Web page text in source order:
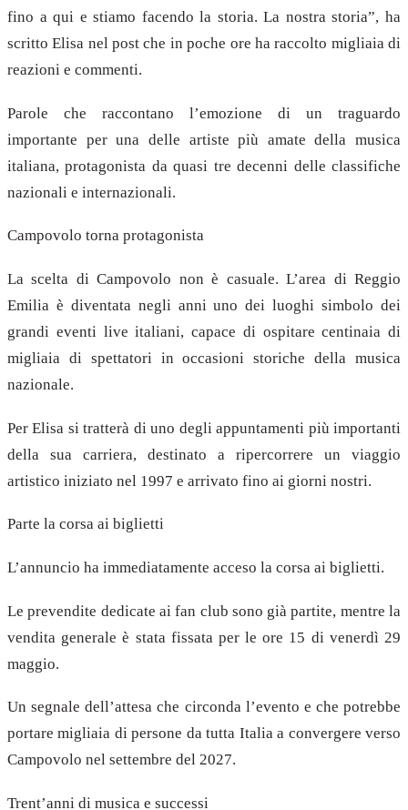
fino a qui e stiamo facendo la storia. La nostra storia”, ha
scritto Elisa nel post che in poche ore ha raccolto migliaia di
reazioni e commenti.
Parole che raccontano l’emozione di un traguardo
importante per una delle artiste più amate della musica
italiana, protagonista da quasi tre decenni delle classifiche
nazionali e internazionali.
Campovolo torna protagonista
La scelta di Campovolo non è casuale. L’area di Reggio
Emilia è diventata negli anni uno dei luoghi simbolo dei
grandi eventi live italiani, capace di ospitare centinaia di
migliaia di spettatori in occasioni storiche della musica
nazionale.
Per Elisa si tratterà di uno degli appuntamenti più importanti
della sua carriera, destinato a ripercorrere un viaggio
artistico iniziato nel 1997 e arrivato fino ai giorni nostri.
Parte la corsa ai biglietti
L’annuncio ha immediatamente acceso la corsa ai biglietti.
Le prevendite dedicate ai fan club sono già partite, mentre la
vendita generale è stata fissata per le ore 15 di venerdì 29
maggio.
Un segnale dell’attesa che circonda l’evento e che potrebbe
portare migliaia di persone da tutta Italia a convergere verso
Campovolo nel settembre del 2027.
Trent’anni di musica e successi